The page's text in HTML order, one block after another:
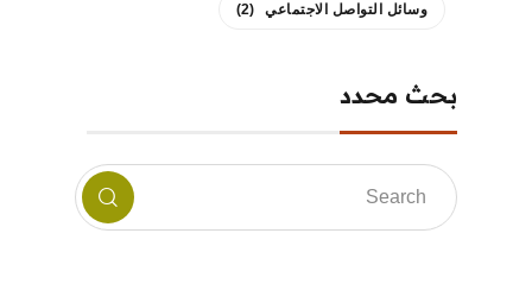
وسائل التواصل الاجتماعي (2)
بحث محدد